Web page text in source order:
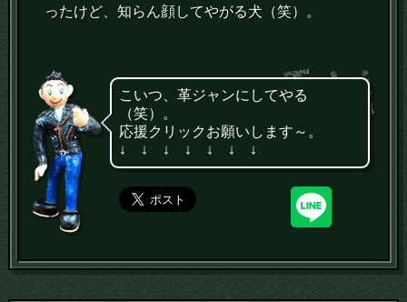
ったけど、知らん顔してやがる犬（笑）。
こいつ、革ジャンにしてやる
（笑）。
応援クリックお願いします～。
↓ ↓ ↓ ↓ ↓ ↓ ↓